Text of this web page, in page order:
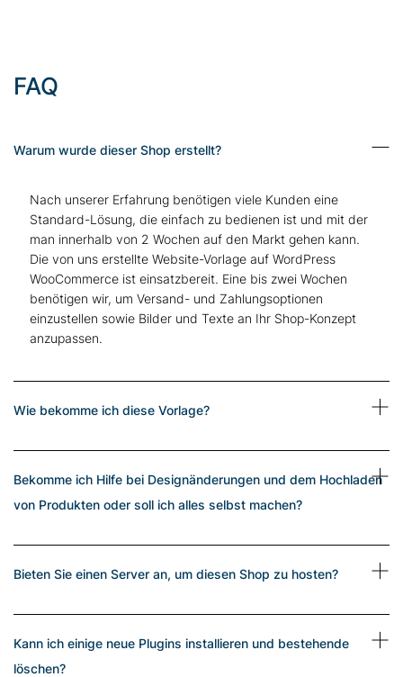
FAQ
Warum wurde dieser Shop erstellt?
Nach unserer Erfahrung benötigen viele Kunden eine
Standard-Lösung, die einfach zu bedienen ist und mit der
man innerhalb von 2 Wochen auf den Markt gehen kann.
Die von uns erstellte Website-Vorlage auf WordPress
WooСommerce ist einsatzbereit. Eine bis zwei Wochen
benötigen wir, um Versand- und Zahlungsoptionen
einzustellen sowie Bilder und Texte an Ihr Shop-Konzept
anzupassen.
Wie bekomme ich diese Vorlage?
Bekomme ich Hilfe bei Designänderungen und dem Hochladen
von Produkten oder soll ich alles selbst machen?
Bieten Sie einen Server an, um diesen Shop zu hosten?
Kann ich einige neue Plugins installieren und bestehende
löschen?